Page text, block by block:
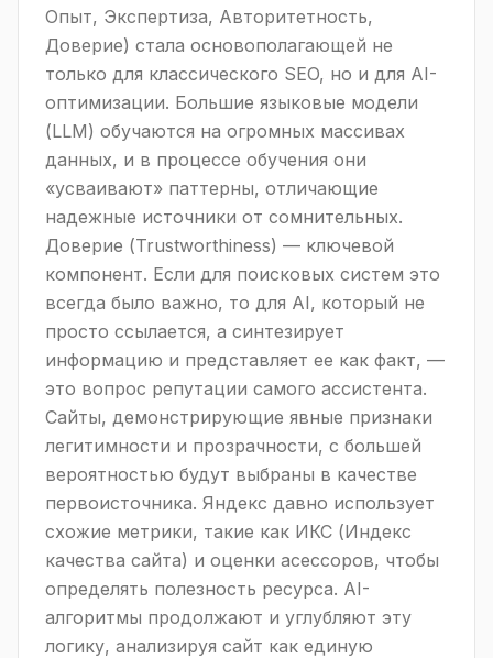
Опыт, Экспертиза, Авторитетность,
Доверие) стала основополагающей не
только для классического SEO, но и для AI-
оптимизации. Большие языковые модели
(LLM) обучаются на огромных массивах
данных, и в процессе обучения они
«усваивают» паттерны, отличающие
надежные источники от сомнительных.
Доверие (Trustworthiness) — ключевой
компонент. Если для поисковых систем это
всегда было важно, то для AI, который не
просто ссылается, а синтезирует
информацию и представляет ее как факт, —
это вопрос репутации самого ассистента.
Сайты, демонстрирующие явные признаки
легитимности и прозрачности, с большей
вероятностью будут выбраны в качестве
первоисточника. Яндекс давно использует
схожие метрики, такие как ИКС (Индекс
качества сайта) и оценки асессоров, чтобы
определять полезность ресурса. AI-
алгоритмы продолжают и углубляют эту
логику, анализируя сайт как единую